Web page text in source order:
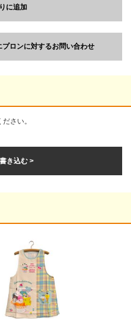
に追加
ロンに対するお問い合わせ
さい。
き込む >